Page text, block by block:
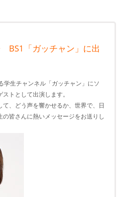
BS1「ガッチャン」に出
学生チャンネル「ガッチャン」にソ
トとして出演します。
、どう声を響かせるか、世界で、日
皆さんに熱いメッセージをお送りし